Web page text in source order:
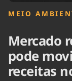
MEIO
Mercado
pode
receitas